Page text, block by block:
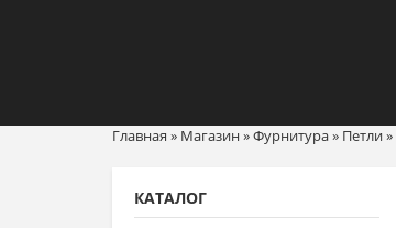
Главная » Магазин»Фурнитура» Петли»
КАТАЛОГ